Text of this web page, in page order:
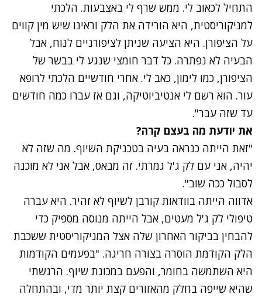
התחיל לכאוב לי. ממש שרף לי באצבעות. הלכתי
למניקוריסטית, היא הורידה את הלק וראינו שיש מין קווים
על הציפורן. היא הציעה שניתן לציפורניים לנוח, אבל
הבעיה לא נפתרה. כל דבר חומצי שנגע לי בבשר של
הציפורן, כמו לימון, כאב לי. אחרי חודשיים הלכתי לרופא
עור. הוא רשם לי אנטיביוטיקה, וגם אז עברו כמה חודשים
עד שזה עבר".
את יודעת מה בעצם קרה?
"זאת הייתה כנראה בעיה בטכניקת השיוף. מה שזה לא
יהיה, אני עם לק ג'ל גמרתי. זה מבאס, אבל אני לא מוכנה
לסבול ככה שוב".
אדווה הייתה בוודאות קורבן לשיוף לא זהיר. היא עברה
טיפולי לק ג'ל מעטים, אבל הייתה מנוסה מספיק כדי
להבחין בביקור האחרון שלה אצל המניקוריסטית ששכבת
הלק הקודמת הוסרה בצורה חריגה. "בפעמים הקודמות
היא השתמשה בחומר, והפעם במכונת שיוף. הרגשתי
שהיא שייפה בחלק מהאזורים קצת יותר מדי, ובהתחלה